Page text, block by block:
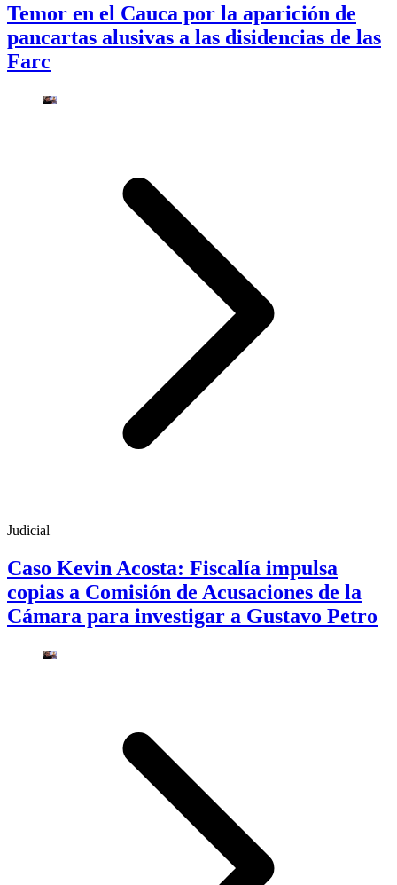
Temor en el Cauca por la aparición de
pancartas alusivas a las disidencias de las
Farc
Judicial
Caso Kevin Acosta: Fiscalía impulsa
copias a Comisión de Acusaciones de la
Cámara para investigar a Gustavo Petro